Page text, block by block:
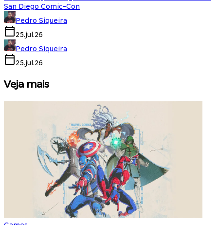
San Diego Comic-Con
Pedro Siqueira
25.jul.26
Pedro Siqueira
25.jul.26
Veja mais